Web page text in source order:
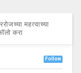
महत्वाच्या
करा
Follow